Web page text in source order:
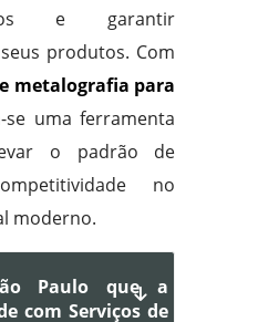
e garantir
produtos. Com
metalografia para
uma ferramenta
o padrão de
no
moderno.
Paulo que a
com Serviços de